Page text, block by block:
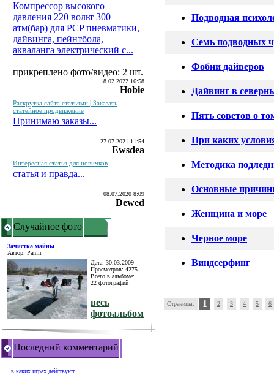
Компрессор высокого
давления 220 вольт 300
атм(бар) для PCP пневматики,
дайвинга, пейнтбола,
акваланга электрический c...
прикреплено фото/видео: 2 шт.
18.02.2022 16:58
Hobie
Раскрутка сайта статьями | Заказать
статейное продвижение
Принимаю заказы...
27.07.2021 11:54
Ewsdea
Интересная статья для новичков
статья и правда...
08.07.2020 8:09
Dewed
Случайное фото
Зачистка майны
Автор: Pamir
Дата: 30.03.2009
Просмотров: 4275
Всего в альбоме:
22 фотографий
весь
фотоальбом
Последний комментарий
в каких играх действуют ...
Подводная
Семь подводных
Фобии дайверов
Дайвинг в
Пять советов о
При каких
Методика
Основные
Женщина и море
Черное море
Виндсерфинг
Страницы: 1 2 3 4 5 6